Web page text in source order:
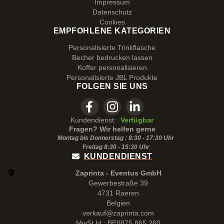
Impressum
Datenschutz
Cookies
EMPFOHLENE KATEGORIEN
Personalisierte Trinkflasche
Becher bedrucken lassen
Koffer personalisieren
Personalisierte JBL Produkte
FOLGEN SIE UNS
Kundendienst:
Verfügbar
Fragen? Wir helfen gerne
Montag bis Donnerstag : 8:30 - 17:30 Uhr
Freitag 8:30 - 15:30Uhr
KUNDENDIENST
Zaprinta - Eventus GmbH
Gewerbestraße 39
4731 Raeren
Belgien
verkauf@zaprinta.com